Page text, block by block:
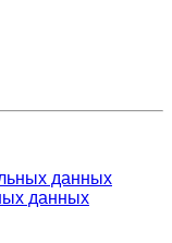
данных
данных